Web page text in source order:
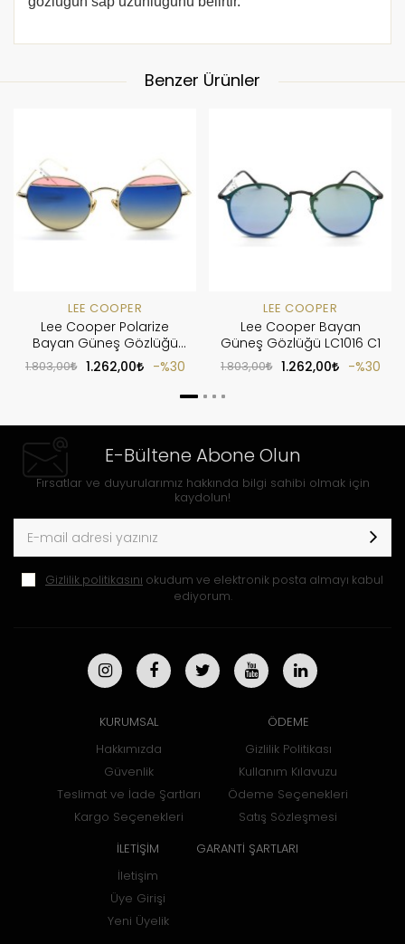
Benzer Ürünler
LEE COOPER
Lee Cooper Polarize
Bayan Güneş Gözlüğü
LC1042 C4
1.803,00 1.262,00 %30
LEE COOPER
Lee Cooper Bayan
Güneş Gözlüğü LC1016 C1
1.803,00 1.262,00 %30
E-Bültene Abone Olun
Fırsatlar ve duyurularımız hakkında bilgi sahibi olmak için
kaydolun!
Gizlilik politikasını okudum ve elektronik posta almayı kabul
ediyorum.
KURUMSAL
Hakkımızda
Güvenlik
Teslimat ve İade Şartları
Kargo Seçenekleri
ÖDEME
Gizlilik Politikası
Kullanım Kılavuzu
Ödeme Seçenekleri
Satış Sözleşmesi
İLETİŞİM
İletişim
Üye Girişi
Yeni Üyelik
GARANTİ ŞARTLARI